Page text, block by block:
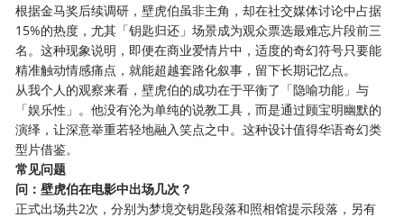
根据金马奖后续调研，壁虎伯虽非主角，却在社交媒体讨论中占据
15%的热度，尤其「钥匙归还」场景成为观众票选最难忘片段前三
名。这种现象说明，即便在商业爱情片中，适度的奇幻符号只要能
精准触动情感痛点，就能超越套路化叙事，留下长期记忆点。
从我个人的观察来看，壁虎伯的成功在于平衡了「隐喻功能」与
「娱乐性」。他没有沦为单纯的说教工具，而是通过顾宝明幽默的
演绎，让深意举重若轻地融入笑点之中。这种设计值得华语奇幻类
型片借鉴。
常见问题
问：壁虎伯在电影中出场几次？
正式出场共2次，分别为梦境交钥匙段落和照相馆提示段落，另有